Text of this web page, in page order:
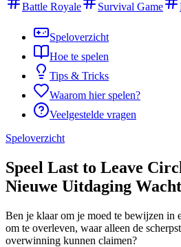
Battle Royale Survival Game
Speloverzicht
Hoe te spelen
Tips & Tricks
Waarom hier spelen?
Veelgestelde vragen
Speloverzicht
Speel Last to Leave
Nieuwe Uitdaging
Ben je klaar om je moed te bewijzen in
om te overleven, waar alleen de
overwinning kunnen claimen?